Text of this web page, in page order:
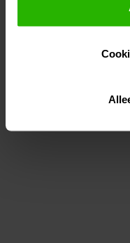
toestemming om
gepersonaliseerde
Lees hier meer over
Via "Cookie